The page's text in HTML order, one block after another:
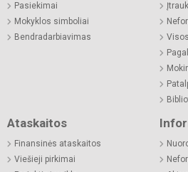
Pasiekimai
Mokyklos simboliai
Bendradarbiavimas
Ataskaitos
Finansinės ataskaitos
Viešieji pirkimai